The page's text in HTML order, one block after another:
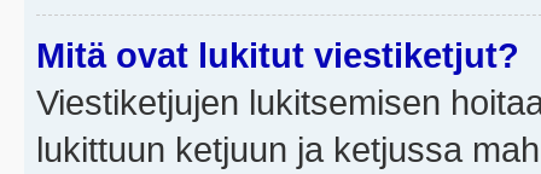
Mitä ovat lukitut viestiketjut?
Viestiketjujen lukitsemisen
lukittuun ketjuun ja ketjussa